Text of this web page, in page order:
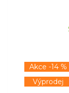
Akce -14 %
Výprodej